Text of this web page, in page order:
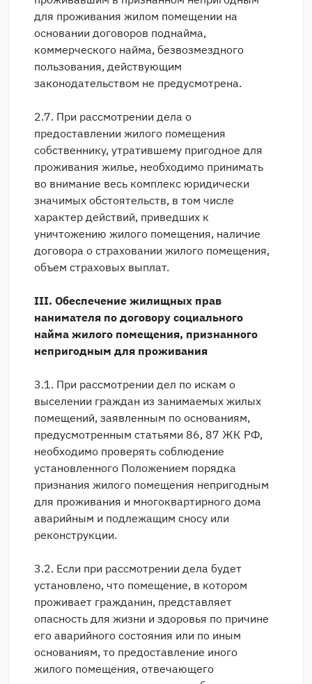
для проживания жилом помещении на
основании договоров поднайма,
коммерческого найма, безвозмездного
пользования, действующим
законодательством не предусмотрена.
2.7. При рассмотрении дела о
предоставлении жилого помещения
собственнику, утратившему пригодное для
проживания жилье, необходимо принимать
во внимание весь комплекс юридически
значимых обстоятельств, в том числе
характер действий, приведших к
уничтожению жилого помещения, наличие
договора о страховании жилого помещения,
объем страховых выплат.
III. Обеспечение жилищных прав
нанимателя по договору социального
найма жилого помещения, признанного
непригодным для проживания
3.1. При рассмотрении дел по искам о
выселении граждан из занимаемых жилых
помещений, заявленным по основаниям,
предусмотренным статьями 86, 87 ЖК РФ,
необходимо проверять соблюдение
установленного Положением порядка
признания жилого помещения непригодным
для проживания и многоквартирного дома
аварийным и подлежащим сносу или
реконструкции.
3.2. Если при рассмотрении дела будет
установлено, что помещение, в котором
проживает гражданин, представляет
опасность для жизни и здоровья по причине
его аварийного состояния или по иным
основаниям, то предоставление иного
жилого помещения, отвечающего